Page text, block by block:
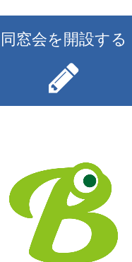
同窓会を開設する